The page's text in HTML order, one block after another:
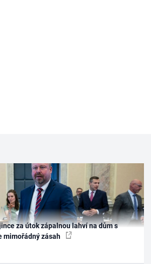
za útok zápalnou lahví na dům s
mimořádný zásah